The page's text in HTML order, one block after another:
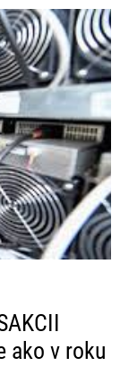
ako v roku